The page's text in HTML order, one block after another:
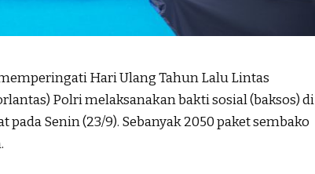
Hari Ulang Tahun Lalu Lintas
Polri melaksanakan bakti sosial (baksos) di
pada Senin (23/9). Sebanyak 2050 paket sembako